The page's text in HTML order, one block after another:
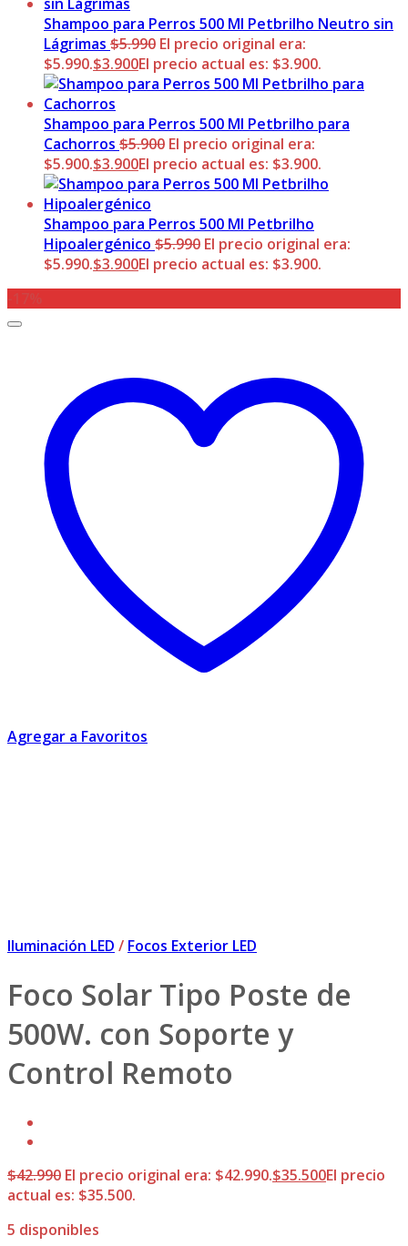
Shampoo para Perros 500 Ml Petbrilho Neutro sin
Lágrimas $5.990 El precio original era:
$5.990.$3.900El precio actual es: $3.900.
Shampoo para Perros 500 Ml Petbrilho para
Cachorros $5.900 El precio original era:
$5.900.$3.900El precio actual es: $3.900.
Shampoo para Perros 500 Ml Petbrilho
Hipoalergénico $5.990 El precio original era:
$5.990.$3.900El precio actual es: $3.900.
Agregar a Favoritos
Iluminación LED / Focos Exterior LED
Foco Solar Tipo Poste de
500W. con Soporte y
Control Remoto
$42.990 El precio original era: $42.990.$35.500El precio
actual es: $35.500.
5 disponibles